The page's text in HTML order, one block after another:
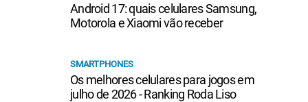
Android 17: quais celulares Samsung,
Motorola e Xiaomi vão receber
SMARTPHONES
Os melhores celulares para jogos em
julho de 2026 - Ranking Roda Liso